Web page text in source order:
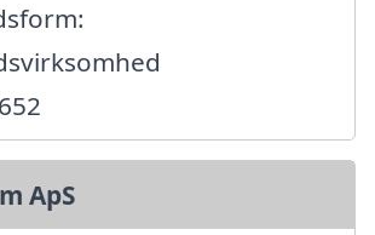
ApS